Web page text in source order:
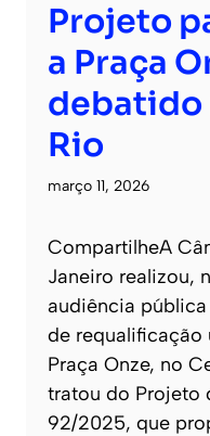
Projeto
a Praça
debatido
Rio
março 11, 2026
CompartilheA
Janeiro realizou,
audiência
de requalificação
Praça Onze, no
tratou do Projeto
92/2025, que